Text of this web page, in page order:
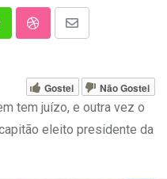
StumbleUpon
Share
Email
Gostei Não Gostei
tem juízo, e outra vez o
eleito presidente da